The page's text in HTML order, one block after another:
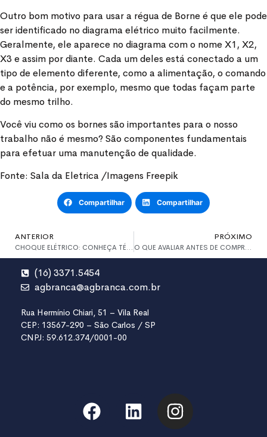
Outro bom motivo para usar a régua de Borne é que ele pode
ser identificado no diagrama elétrico muito facilmente.
Geralmente, ele aparece no diagrama com o nome X1, X2,
X3 e assim por diante. Cada um deles está conectado a um
tipo de elemento diferente, como a alimentação, o comando
e a potência, por exemplo, mesmo que todas façam parte
do mesmo trilho.
Você viu como os bornes são importantes para o nosso
trabalho não é mesmo? São componentes fundamentais
para efetuar uma manutenção de qualidade.
Fonte: Sala da Eletrica /Imagens Freepik
Compartilhar Compartilhar
ANTERIOR PRÓXIMO
(16) 3371.5454
agbranca@agbranca.com.br
Rua Hermínio Chiari, 51 – Vila Real
CEP: 13567-290 – São Carlos / SP
CNPJ: 59.612.374/0001-00